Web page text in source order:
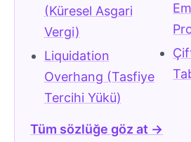
(Küresel Asgari
Vergi)
Liquidation
Overhang (Tasfiye
Tercihi Yükü)
Tüm sözlüğe göz at →